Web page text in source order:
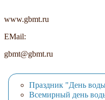
www.gbmt.ru
EMail:
gbmt@gbmt.ru
Праздник "День
Всемирный день